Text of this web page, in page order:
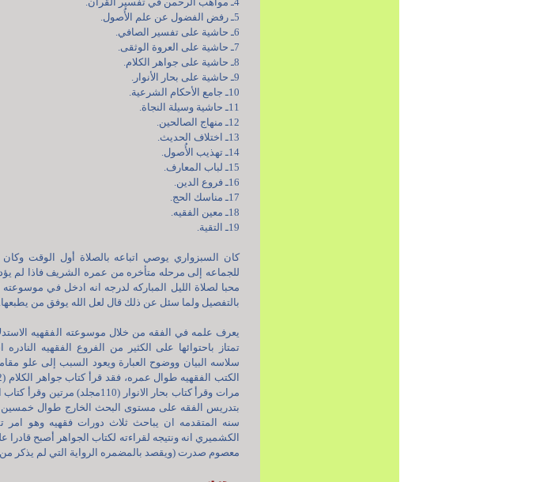
5ـ رفض الفضول عن علم الأُصول.
6ـ حاشية على تفسير الصافي.
7ـ حاشية على العروة الوثقى.
8ـ حاشية على جواهر الكلام.
9ـ حاشية على بحار الأنوار.
10ـ جامع الأحكام الشرعية.
11ـ حاشية وسيلة النجاة.
12ـ منهاج الصالحين.
13ـ اختلاف الحديث.
14ـ تهذيب الأُصول.
15ـ لباب المعارف.
16ـ فروع الدين.
17ـ مناسك الحج.
18ـ معين الفقيه.
19ـ التقية.
كان السبزواري يوصي اتباعه بالصلاة أول الوقت وكان
للجماعه إلى مرحله متأخره من عمره الشريف فاذا لم
محبا لصلاة الليل المباركه لدرجه انه ادخل في موسوعته
بالتفصيل ولما سئل عن ذلك قال لعل الله يوفق من يطبعها.
يعرف علمه في الفقه من خلال موسوعته الفقهيه
تمتاز باحتوائها على الكثير من الفروع الفقهيه
سلاسه البيان ووضوح العبارة ويعود السبب إلى علو
مرات وقرأ كتاب بحار الانوار
بتدريس الفقه على مستوى البحث الخارج طوال
سنه المتقدمه ان يباحث ثلاث دورات فقهيه وهو امر
الكشميري انه ونتيجه لقراءته لكتاب الجواهر أصبح
معصوم صدرت (ويقصد بالمضمره الرواية التي لم يذكر